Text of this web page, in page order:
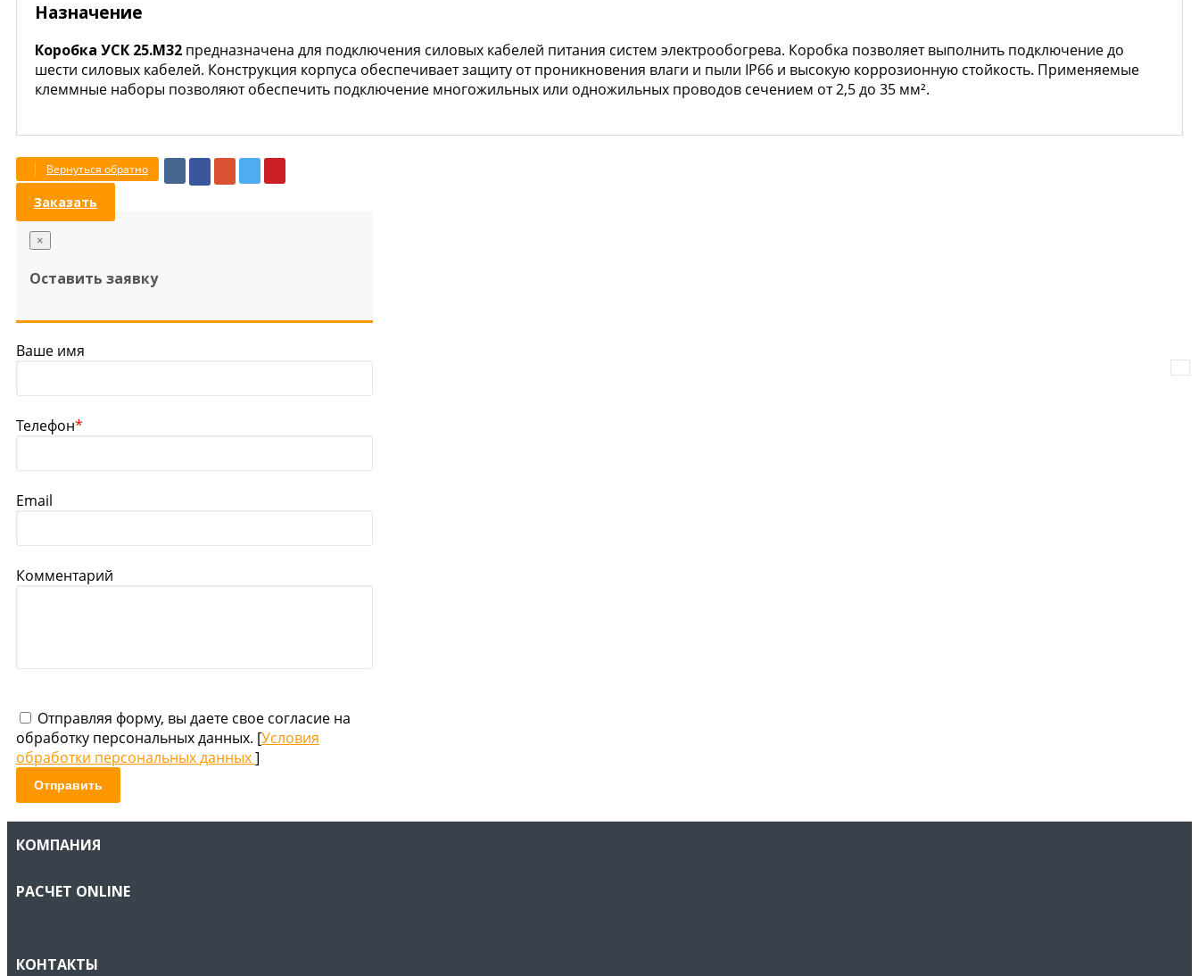
Назначение
Коробка УСК 25.М32 предназначена для подключения силовых кабелей питания систем электрообогрева. Коробка позволяет выполнить подключение до
шести силовых кабелей. Конструкция корпуса обеспечивает защиту от проникновения влаги и пыли IP66 и высокую коррозионную стойкость. Применяемые
клеммные наборы позволяют обеспечить подключение многожильных или одножильных проводов сечением от 2,5 до 35 мм².
Вернуться обратно
Заказать
×
Оставить заявку
Ваше имя
Телефон*
Email
Комментарий
Отправляя форму, вы даете свое согласие на
обработку персональных данных. [Условия
обработки персональных данных]
Отправить
КОМПАНИЯ
РАСЧЕТ ONLINE
КОНТАКТЫ